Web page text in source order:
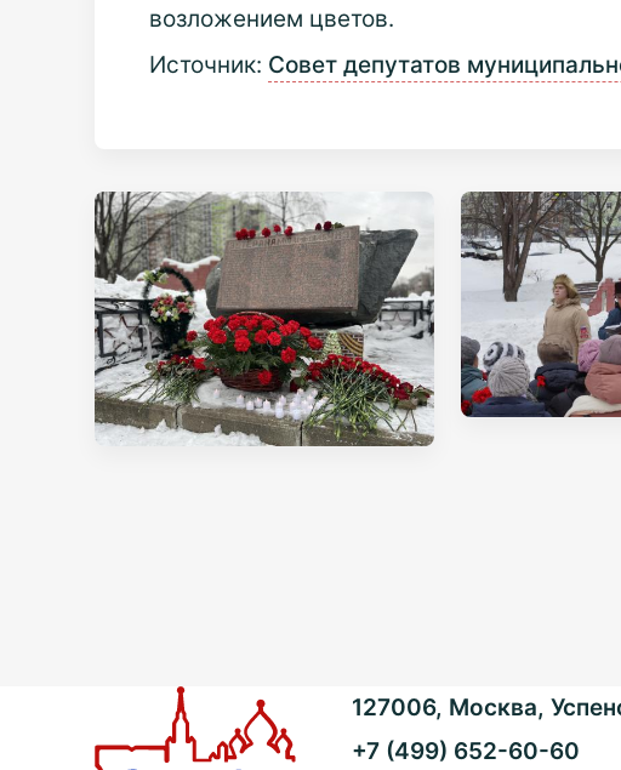
возложением цветов.
Источник: Совет депутатов
127006, Москва,
+7 (499) 652-60-60